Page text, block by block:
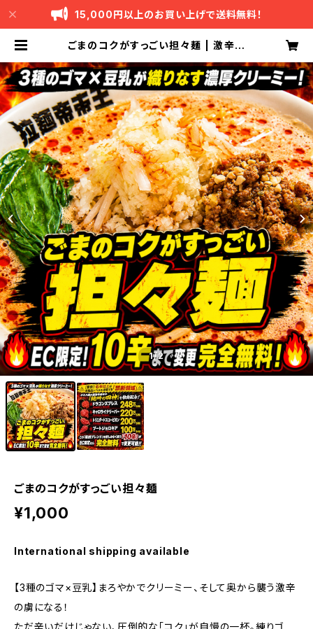
15,000円以上のお買い上げで送料無料！
ごまのコクがすっごい担々麺 | 激辛ラ
1/2
ごまのコクがすっごい担々麺
¥1,000
International shipping available
【3種のゴマ×豆乳】まろやかでクリーミー、そして奥から襲う激辛
の虜になる！
ただ辛いだけじゃない、圧倒的な「コク」が自慢の一杯。練りゴ